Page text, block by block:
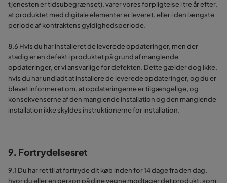
tjenesten er tidsubegrænset), varer vores forpligtelse i tre år efter,
at produktet med digitale elementer er leveret, eller i den længste
periode af kontraktens gyldighedsperiode.
8.6 Hvis du har installeret de leverede opdateringer, men der
stadig er en defekt i produktet på grund af manglende
opdateringer, er vi ansvarlige for defekten. Dette gælder dog ikke,
hvis du har undladt at installere de leverede opdateringer, og du er
blevet informeret om, at opdateringerne er tilgængelige, og
konsekvenserne af den manglende installation og den manglende
installation ikke skyldes instruktionerne for installation.
9. Fortrydelsesret
9.1 Du har ret til at fortryde dit køb inden for 14 dage fra den dag,
hvor du eller en person på dine vegne modtager det produkt, som